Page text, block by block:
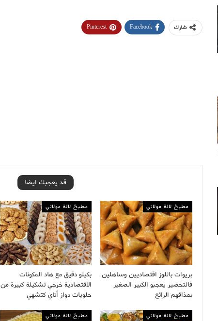
شارك Facebook
Pinterest
قد يعجبك ايضا
مطبخ لالة مولاتي
بريوات باللوز اقتصاديين وساهلين
فالتحضير يعجبو الكبير الصغير
بمذاقهم الرائع
مطبخ لالة مولاتي
بكيلو دقيق مع هاد المكونات
الاقتصادية خرجي تشكيلة كبيرة من
حلويات دواز أتاي كتشهي
مطبخ لالة مولاتي مطبخ لالة مولاتي